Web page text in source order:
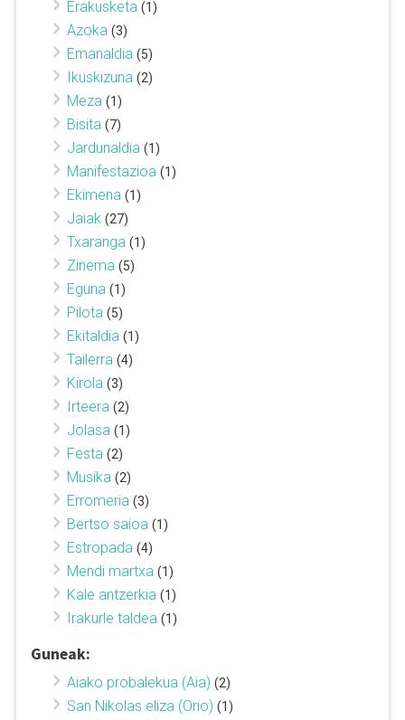
Erakusketa (1)
Azoka (3)
Emanaldia (5)
Ikuskizuna (2)
Meza (1)
Bisita (7)
Jardunaldia (1)
Manifestazioa (1)
Ekimena (1)
Jaiak (27)
Txaranga (1)
Zinema (5)
Eguna (1)
Pilota (5)
Ekitaldia (1)
Tailerra (4)
Kirola (3)
Irteera (2)
Jolasa (1)
Festa (2)
Musika (2)
Erromeria (3)
Bertso saioa (1)
Estropada (4)
Mendi martxa (1)
Kale antzerkia (1)
Irakurle taldea (1)
Guneak:
Aiako probalekua (Aia) (2)
San Nikolas eliza (Orio) (1)